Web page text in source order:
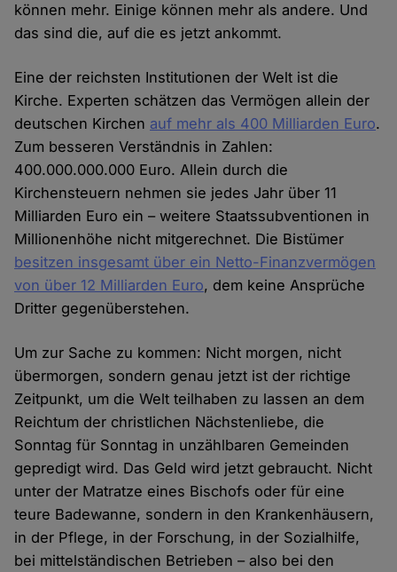
können mehr. Einige können mehr als andere. Und
das sind die, auf die es jetzt ankommt.
Eine der reichsten Institutionen der Welt ist die
Kirche. Experten schätzen das Vermögen allein der
deutschen Kirchen auf mehr als 400 Milliarden Euro.
Zum besseren Verständnis in Zahlen:
400.000.000.000 Euro. Allein durch die
Kirchensteuern nehmen sie jedes Jahr über 11
Milliarden Euro ein – weitere Staatssubventionen in
Millionenhöhe nicht mitgerechnet. Die Bistümer
besitzen insgesamt über ein Netto-Finanzvermögen
von über 12 Milliarden Euro, dem keine Ansprüche
Dritter gegenüberstehen.
Um zur Sache zu kommen: Nicht morgen, nicht
übermorgen, sondern genau jetzt ist der richtige
Zeitpunkt, um die Welt teilhaben zu lassen an dem
Reichtum der christlichen Nächstenliebe, die
Sonntag für Sonntag in unzählbaren Gemeinden
gepredigt wird. Das Geld wird jetzt gebraucht. Nicht
unter der Matratze eines Bischofs oder für eine
teure Badewanne, sondern in den Krankenhäusern,
in der Pflege, in der Forschung, in der Sozialhilfe,
bei mittelständischen Betrieben – also bei den